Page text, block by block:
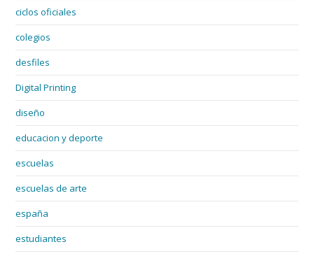
ciclos oficiales
colegios
desfiles
Digital Printing
diseño
educacion y deporte
escuelas
escuelas de arte
españa
estudiantes